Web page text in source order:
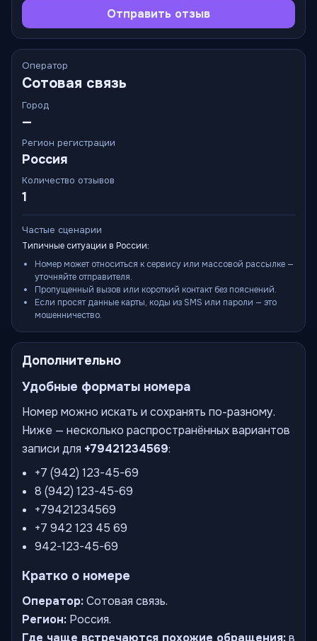
Отправить отзыв
Оператор
Сотовая связь
Город
—
Регион регистрации
Россия
Количество отзывов
1
Частые сценарии
Типичные ситуации в России:
Номер может относиться к сервису или массовой рассылке —
уточняйте отправителя.
Пропущенный вызов или короткий контакт без пояснений.
Если просят данные карты, коды из SMS или пароли — это
мошенничество.
Дополнительно
Удобные форматы номера
Номер можно искать и сохранять по-разному.
Ниже — несколько распространённых вариантов
записи для +79421234569:
+7 (942) 123-45-69
8 (942) 123-45-69
+79421234569
+7 942 123 45 69
942-123-45-69
Кратко о номере
Оператор:Сотовая связь.
Регион: Россия.
Где чаще встречаются похожие обращения:в